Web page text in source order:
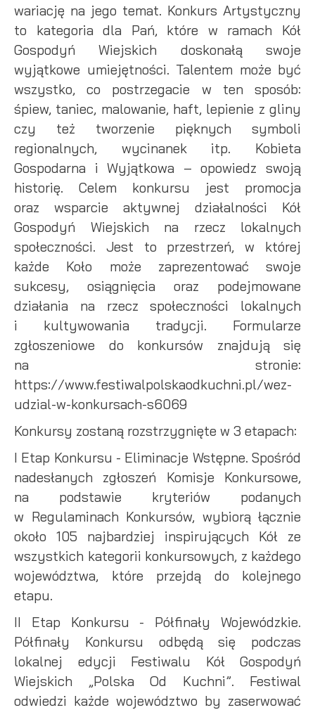
wariację na jego temat. Konkurs Artystyczny
to kategoria dla Pań, które w ramach Kół
Gospodyń Wiejskich doskonałą swoje
wyjątkowe umiejętności. Talentem może być
wszystko, co postrzegacie w ten sposób:
śpiew, taniec, malowanie, haft, lepienie z gliny
czy też tworzenie pięknych symboli
regionalnych, wycinanek itp. Kobieta
Gospodarna i Wyjątkowa – opowiedz swoją
historię. Celem konkursu jest promocja
oraz wsparcie aktywnej działalności Kół
Gospodyń Wiejskich na rzecz lokalnych
społeczności. Jest to przestrzeń, w której
każde Koło może zaprezentować swoje
sukcesy, osiągnięcia oraz podejmowane
działania na rzecz społeczności lokalnych
i kultywowania tradycji. Formularze
zgłoszeniowe do konkursów znajdują się
na stronie:
https://www.festiwalpolskaodkuchni.pl/wez-
udzial-w-konkursach-s6069
Konkursy zostaną rozstrzygnięte w 3 etapach:
I Etap Konkursu - Eliminacje Wstępne. Spośród
nadesłanych zgłoszeń Komisje Konkursowe,
na podstawie kryteriów podanych
w Regulaminach Konkursów, wybiorą łącznie
około 105 najbardziej inspirujących Kół ze
wszystkich kategorii konkursowych, z każdego
województwa, które przejdą do kolejnego
etapu.
II Etap Konkursu - Półfinały Wojewódzkie.
Półfinały Konkursu odbędą się podczas
lokalnej edycji Festiwalu Kół Gospodyń
Wiejskich „Polska Od Kuchni”. Festiwal
odwiedzi każde województwo by zaserwować